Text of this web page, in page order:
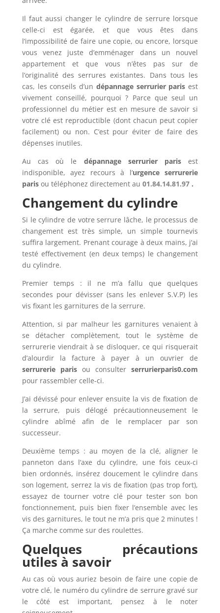
Il faut aussi changer le cylindre de serrure lorsque
celle-ci est égarée, et que vous êtes dans
l’impossibilité de faire une copie, ou encore, lorsque
vous venez juste d’emménager dans un nouvel
appartement et que vous n’êtes pas sur de
l’originalité des serrures existantes. Dans tous les
cas, les conseils d’un dépannage serrurier paris est
vivement conseillé, pourquoi ? Parce que seul un
professionnel du métier est en mesure de savoir si
votre clé est reproductible (dont chacun peut copier
facilement) ou non. C’est pour éviter de faire des
dépenses inutiles.
Au cas où le dépannage serrurier paris est
indisponible, ayez recours à l’urgence serrurerie
parisou téléphonez directement au 01.84.14.81.97 .
Changement du cylindre
Si le cylindre de votre serrure lâche, le processus de
changement est très simple, un simple tournevis
suffira largement. Prenant courage à deux mains, j’ai
testé effectivement (en deux temps) le changement
du cylindre.
Premier temps : il ne m’a fallu que quelques
secondes pour dévisser (sans les enlever S.V.P) les
vis fixant les garnitures de la serrure.
Attention, si par malheur les garnitures venaient à
se détacher complètement, tout le système de
serrurerie viendrait à se disloquer, ce qui risquerait
d’alourdir la facture à payer à un ouvrier de
serrurerie parisou consulterserrurierparis0.com
pour rassembler celle-ci.
J’ai dévissé pour enlever ensuite la vis de fixation de
la serrure, puis délogé précautionneusement le
cylindre abîmé afin de le remplacer par son
successeur.
Deuxième temps : au moyen de la clé, aligner le
panneton dans l’axe du cylindre, une fois ceux-ci
bien ordonnés, insérez doucement le cylindre dans
son logement, serrez la vis de fixation (pas trop fort),
essayez de tourner votre clé pour tester son bon
fonctionnement, puis bien fixer l’ensemble avec les
vis des garnitures, le tout ne m’a pris que 2 minutes !
Ça marche comme sur des roulettes.
Quelques précautions
utiles à savoir
Au cas où vous auriez besoin de faire une copie de
votre clé, le numéro du cylindre de serrure gravé sur
le côté est important, pensez à le noter